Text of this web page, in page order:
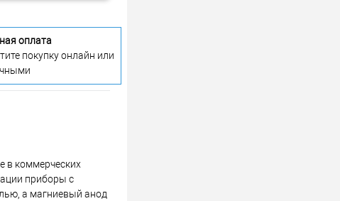
оплата
покупку онлайн или
в коммерческих
приборы с
а магниевый анод